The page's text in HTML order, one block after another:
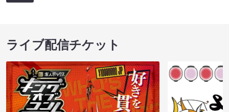
ライブ配信チケット